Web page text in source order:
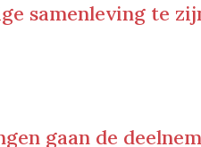
samenleving te
gaan de